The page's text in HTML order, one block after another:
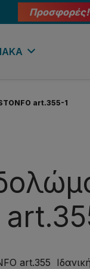
Προσφορές!
art.355-1
art.355